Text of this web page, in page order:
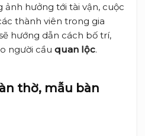
ảnh hưởng tới tài vận, cuộc
thành viên trong gia
hướng dẫn cách bố trí,
người cầu quan lộc.
thờ, mẫu bàn